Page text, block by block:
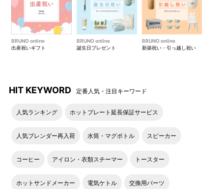
BRUNO online
出産祝いギフト
BRUNO online
誕生日プレゼント
BRUNO online
新築祝い・引っ越し祝い
HIT KEYWORD 定番人気・注目キーワード
人気ランキング ホットプレート延長保証サービス
人気ブレンダー再入荷 水筒・マグボトル スピーカー
コーヒー アイロン・衣類スチーマー トースター
ホットサンドメーカー 電気ケトル 交換用パーツ